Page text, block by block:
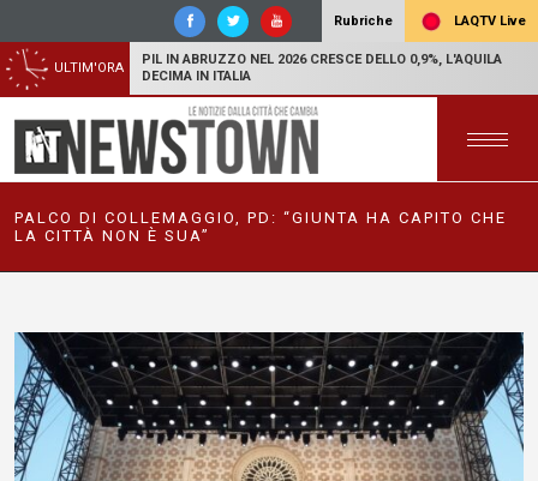
Rubriche LAQTV Live
ULTIM'ORA
PIL IN ABRUZZO NEL 2026 CRESCE DELLO 0,9%, L'AQUILA
DECIMA IN ITALIA
PALCO DI COLLEMAGGIO, PD: “GIUNTA HA CAPITO CHE
LA CITTÀ NON È SUA”